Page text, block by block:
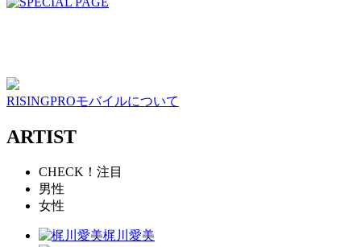
RISINGPROモバイルについて
ARTIST
CHECK！注目
男性
女性
梶川愛美